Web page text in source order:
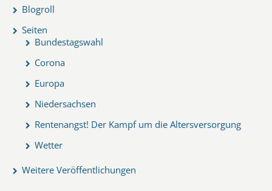
Blogroll
Seiten
Bundestagswahl
Corona
Europa
Niedersachsen
Rentenangst! Der Kampf um die Altersversorgung
Wetter
Weitere Veröffentlichungen